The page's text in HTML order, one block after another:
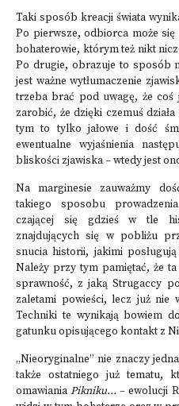
Taki sposób kreacji świata
Po pierwsze, odbiorca może
bohaterowie, którym też nikt
Po drugie, obrazuje to sposób
jest ważne wytłumaczenie
trzeba brać pod uwagę, że coś
zarobić, że dzięki czemuś
tym to tylko jałowe i dość
ewentualne wyjaśnienia
bliskości zjawiska – wtedy jest
Na marginesie zauważmy
takiego sposobu
czającej się gdzieś w tle
znajdujących się w pobliżu
snucia historii, jakimi
Należy przy tym pamiętać, że
sprawność, z jaką Strugaccy
zaletami powieści, lecz już nie
Techniki te wynikają bowiem
gatunku opisującego kontakt z
„Nieoryginalne” nie znaczy
także ostatniego już tematu,
omawianiaPikniku… – ewolucji